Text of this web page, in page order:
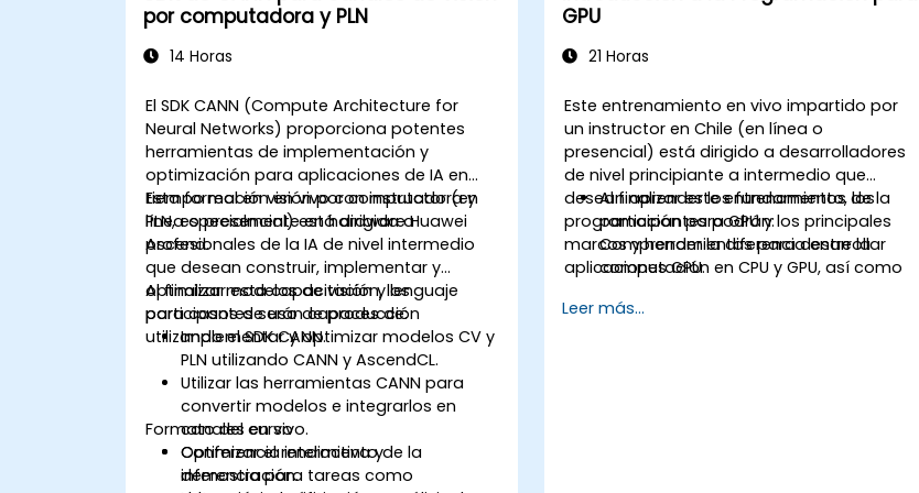
por computadora y PLN
14 Horas
El SDK CANN (Compute Architecture for
Neural Networks) proporciona potentes
herramientas de implementación y
optimización para aplicaciones de IA en
tiempo real en visión por computadora y
PLN, especialmente en hardware Huawei
Ascend.
Esta formación en vivo con instructor (en
línea o presencial) está dirigida a
profesionales de la IA de nivel intermedio
que desean construir, implementar y
optimizar modelos de visión y lenguaje
para casos de uso de producción
utilizando el SDK CANN.
Al finalizar esta capacitación, los
participantes serán capaces de:
Implementar y optimizar modelos CV y
PLN utilizando CANN y AscendCL.
Utilizar las herramientas CANN para
convertir modelos e integrarlos en
canales en vivo.
Optimizar el rendimiento de la
inferencia para tareas como
Formato del curso
Conferencia interactiva y
demostración.
GPU
21 Horas
Este entrenamiento en vivo impartido por
un instructor en Chile (en línea o
presencial) está dirigido a desarrolladores
de nivel principiante a intermedio que
desean aprender los fundamentos de la
programación para GPU y los principales
marcos y herramientas para desarrollar
aplicaciones GPU.
Al finalizar este entrenamiento, los
participantes podrán:
Comprender la diferencia entre la
computación en CPU y GPU, así como
programación para GPU.
Leer más...